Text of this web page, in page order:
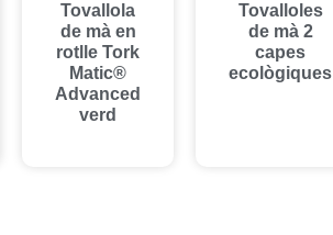
Tovallola
de mà en
rotlle Tork
Matic®
Advanced
verd
Tovalloles
de mà 2
capes
ecològiques